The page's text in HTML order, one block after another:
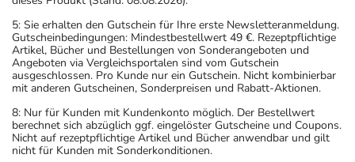
5: Sie erhalten den Gutschein für Ihre erste Newsletteranmeldung.
Gutscheinbedingungen: Mindestbestellwert 49 €. Rezeptpflichtige
Artikel, Bücher und Bestellungen von Sonderangeboten und
Angeboten via Vergleichsportalen sind vom Gutschein
ausgeschlossen. Pro Kunde nur ein Gutschein. Nicht kombinierbar
mit anderen Gutscheinen, Sonderpreisen und Rabatt-Aktionen.
8: Nur für Kunden mit Kundenkonto möglich. Der Bestellwert
berechnet sich abzüglich ggf. eingelöster Gutscheine und Coupons.
Nicht auf rezeptpflichtige Artikel und Bücher anwendbar und gilt
nicht für Kunden mit Sonderkonditionen.